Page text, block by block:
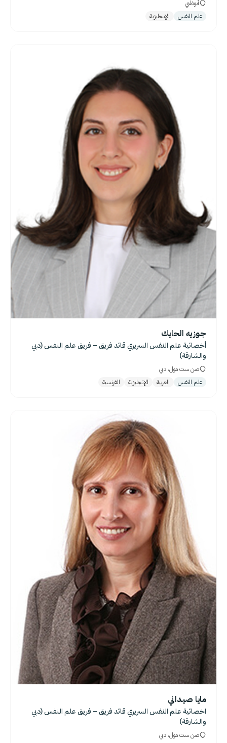
أبوظبي
علم النفس
الإنجليزية
جوزيه الحايك
أخصائية علم النفس السريري قائد فريق – فريق علم النفس (دبي
والشارقة)
صن ست مول، دبي
علم النفس
العربية الإنجليزية الفرنسية
مايا صيداني
اخصائية علم النفس السريري قائد فريق – فريق علم النفس (دبي
والشارقة)
صن ست مول، دبي